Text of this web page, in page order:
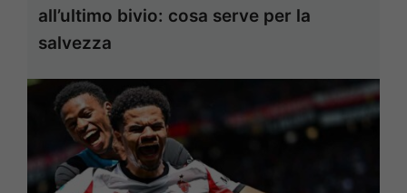
all’ultimo bivio: cosa serve per la
salvezza